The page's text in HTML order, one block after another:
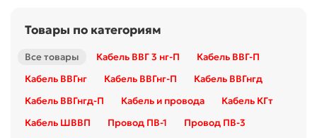
Товары по категориям
Все товары Кабель ВВГ 3 нг-П
Кабель ВВГ-П
Кабель ВВГнг
Кабель ВВГнг-П
Кабель ВВГнгд
Кабель ВВГнгд-П
Кабель и провода
Кабель КГт
Кабель ШВВП
Провод ПВ-1
Провод ПВ-3